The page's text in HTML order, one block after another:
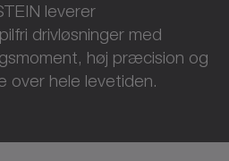
leverer
drivløsninger med
høj præcision og
over hele levetiden.